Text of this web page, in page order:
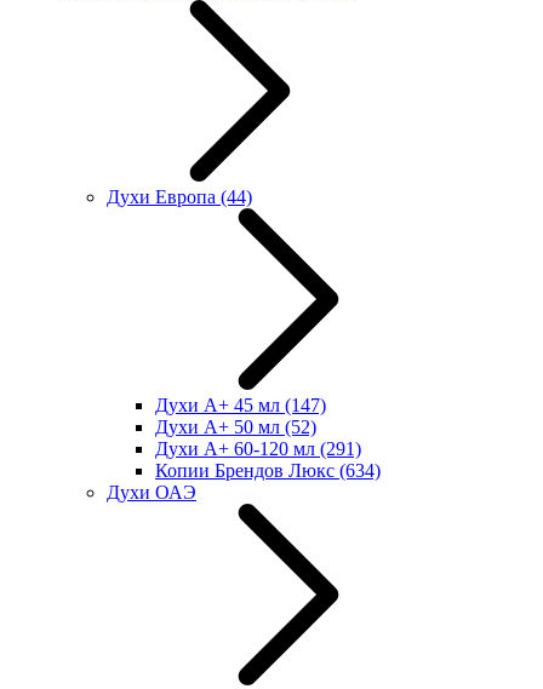
Духи Европа (44)
Духи А+ 45 мл (147)
Духи А+ 50 мл (52)
Духи А+ 60-120 мл (291)
Копии Брендов Люкс (634)
Духи ОАЭ